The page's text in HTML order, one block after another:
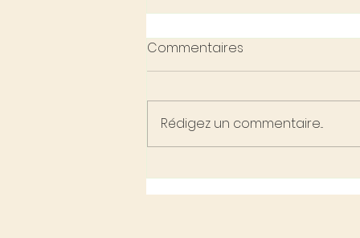
Temoignage d'une
therapeute
Commentaires
Rédigez un commentaire...